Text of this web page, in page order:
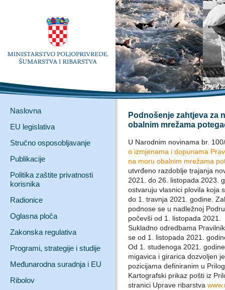
Naslovna
EU legislativa
Stručno osposobljavanje
Publikacije
Politika zaštite privatnosti
korisnika
Radionice
Oglasna ploča
Zakonska regulativa
Programi, strategije i studije
Međunarodna suradnja i EU
Ribolov
Podnošenje zahtjeva za
obalnim mrežama
U Narodnim novinama br.
o izmjenama i dopunama
na moru obalnim mrežama
utvrđeno razdoblje trajanja
2021. do 26. listopada 2023.
ostvaruju vlasnici plovila koja
do 1. travnja 2021. godine.
podnose se u nadležnoj
počevši od 1. listopada 2021.
Sukladno odredbama
se od 1. listopada 2021.
Od 1. studenoga 2021.
migavica i girarica dozvoljen
pozicijama definiranim u
Kartografski prikaz pošti iz
stranici Uprave ribarstva